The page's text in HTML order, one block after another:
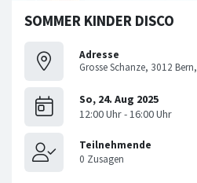
SOMMER KINDER DISCO
Adresse
Grosse Schanze, 3012